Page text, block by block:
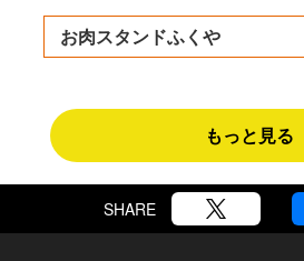
お肉スタンドふくや
もっと見る
SHARE